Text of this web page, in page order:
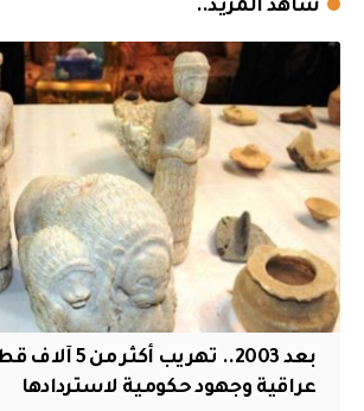
شاهد المزيد..
بعد 2003.. تهريب
عراقية وجهود حكومية لاستردادها